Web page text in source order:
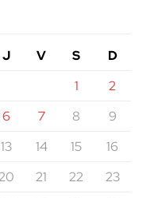
J V S
D
1
2
6 7 8
9
13 14 15
16
21 22
23